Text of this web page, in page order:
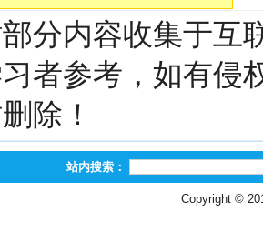
分内容收集于互
者参考，如有侵
除！
站内搜索：
Copyright ©